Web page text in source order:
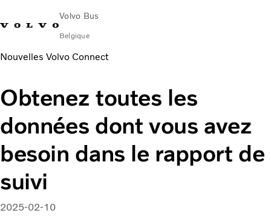
Volvo Bus
Belgique
Change Market NederlandsNous contacter
Urbain et interurbain
Autocars
Services
Pourquoi choisir Volvo ?
Contact
News & Insights
Nouvelles Volvo Connect
Obtenez toutes les
données dont vous avez
besoin dans le rapport de
suivi
2025-02-10